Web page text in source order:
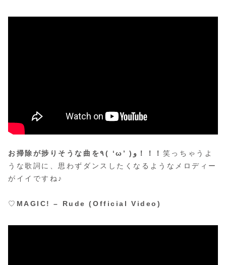
お掃除が捗りそうな曲を٩( ‘ω’ )و！！！ 笑っちゃうよ
うな歌詞に、思わずダンスしたくなるようなメロディー
がイイですね♪
♡ MAGIC! – Rude (Official Video)